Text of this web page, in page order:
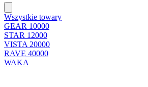
Wszystkie towary
GEAR 10000
STAR 12000
VISTA 20000
RAVE 40000
WAKA